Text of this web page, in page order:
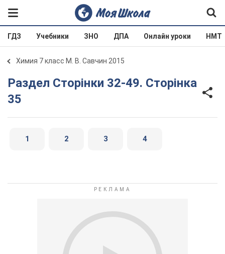
ГДЗ Учебники ЗНО ДПА Онлайн уроки НМТ
Химия 7 класс М. В. Савчин 2015
Раздел Сторінки 32-49. Сторінка
35
1 2 3 4